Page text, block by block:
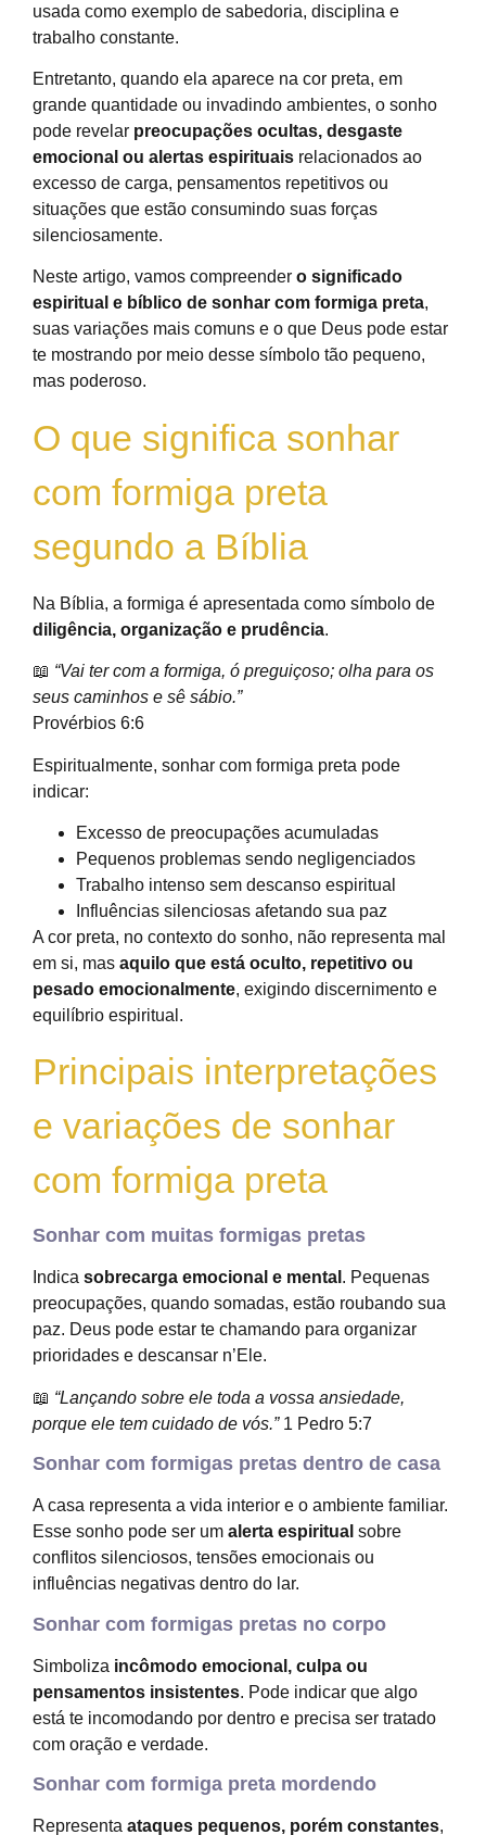
usada como exemplo de sabedoria, disciplina e
trabalho constante.
Entretanto, quando ela aparece na cor preta, em
grande quantidade ou invadindo ambientes, o sonho
pode revelar preocupações ocultas, desgaste
emocional ou alertas espirituais relacionados ao
excesso de carga, pensamentos repetitivos ou
situações que estão consumindo suas forças
silenciosamente.
Neste artigo, vamos compreender o significado
espiritual e bíblico de sonhar com formiga preta,
suas variações mais comuns e o que Deus pode estar
te mostrando por meio desse símbolo tão pequeno,
mas poderoso.
O que significa sonhar
com formiga preta
segundo a Bíblia
Na Bíblia, a formiga é apresentada como símbolo de
diligência, organização e prudência.
📖 “Vai ter com a formiga, ó preguiçoso; olha para os
seus caminhos e sê sábio.”
Provérbios 6:6
Espiritualmente, sonhar com formiga preta pode
indicar:
Excesso de preocupações acumuladas
Pequenos problemas sendo negligenciados
Trabalho intenso sem descanso espiritual
Influências silenciosas afetando sua paz
A cor preta, no contexto do sonho, não representa mal
em si, mas aquilo que está oculto, repetitivo ou
pesado emocionalmente, exigindo discernimento e
equilíbrio espiritual.
Principais interpretações
e variações de sonhar
com formiga preta
Sonhar com muitas formigas pretas
Indica sobrecarga emocional e mental . Pequenas
preocupações, quando somadas, estão roubando sua
paz. Deus pode estar te chamando para organizar
prioridades e descansar n’Ele.
📖 “Lançando sobre ele toda a vossa ansiedade,
porque ele tem cuidado de vós.”1 Pedro 5:7
Sonhar com formigas pretas dentro de casa
A casa representa a vida interior e o ambiente familiar.
Esse sonho pode ser um alerta espiritual sobre
conflitos silenciosos, tensões emocionais ou
influências negativas dentro do lar.
Sonhar com formigas pretas no corpo
Simboliza incômodo emocional, culpa ou
pensamentos insistentes. Pode indicar que algo
está te incomodando por dentro e precisa ser tratado
com oração e verdade.
Sonhar com formiga preta mordendo
Representa ataques pequenos, porém constantes,